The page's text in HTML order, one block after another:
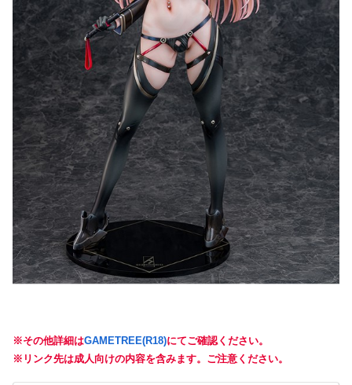
※その他詳細はGAMETREE(R18)にてご確認ください。
※リンク先は成人向けの内容を含みます。ご注意ください。